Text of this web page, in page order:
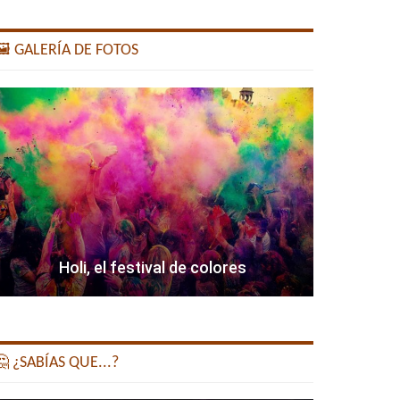
GALERÍA DE FOTOS
Holi, el festival de colores
¿SABÍAS QUE...?